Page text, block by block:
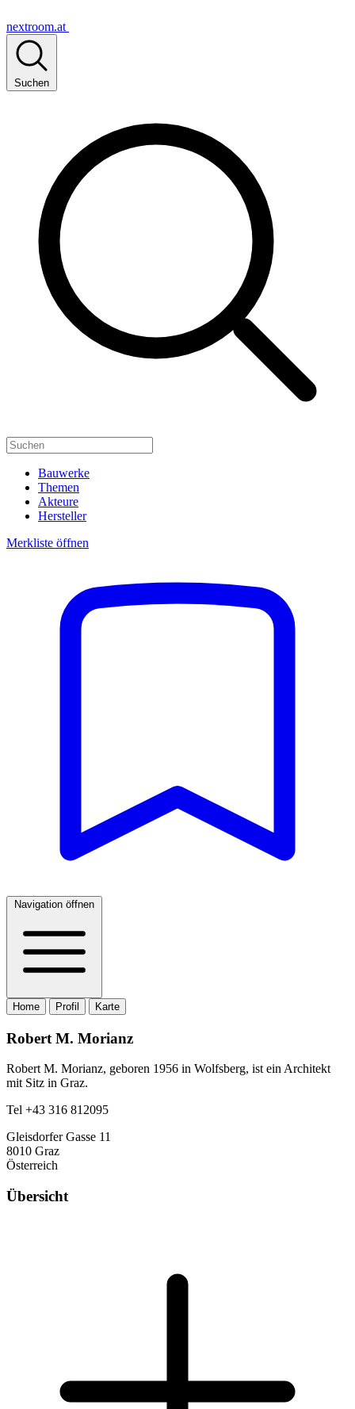
nextroom.at
Suchen
Bauwerke
Themen
Akteure
Hersteller
Merkliste öffnen
Navigation öffnen
Home Profil Karte
Robert M. Morianz
Robert M. Morianz, geboren 1956 in Wolfsberg, ist ein Architekt
mit Sitz in Graz.
Tel +43 316 812095
Gleisdorfer Gasse 11
8010 Graz
Österreich
Übersicht